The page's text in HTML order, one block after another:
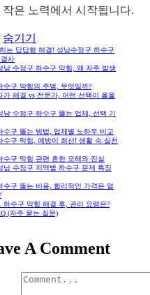
작은 노력에서 시작됩니다.
숨기기
는 답답함 해결! 성남수정구 하수구
사
남 수정구 하수구 막힘, 왜 자주 발생
수구 막힘의 주범, 무엇일까?
가 해결 vs 전문가, 어떤 선택이 옳을
남 수정구 하수구 뚫는 업체, 선택 기
수구 뚫는 방법, 업체별 노하우 비교
수구 막힘, 예방이 최선! 생활 속 실천
수구 막힘 관련 흔한 오해와 진실
남 수정구 지역별 하수구 문제 특징
수구 뚫는 비용, 합리적인 가격은 얼
하수구 막힘 해결 후, 관리 요령은?
(자주 묻는 질문)
A Comment